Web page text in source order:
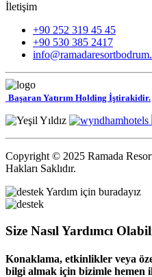
İletişim
+90 252 319 45 45
+90 530 385 2417
Başaran Yatırım Holding İştirakidir.
Copyright © 2025 Ramada
Hakları Saklıdır.
Yardım için buradayız
Size Nasıl Yardımcı
Konaklama, etkinlikler veya
bilgi almak için bizimle hemen